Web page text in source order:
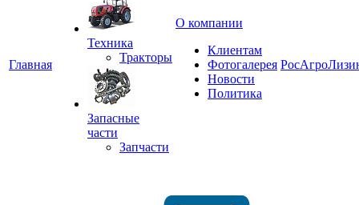
Главная
Техника
Тракторы
Запасные
части
Запчасти
О компании
Клиентам
Фотогалерея
Новости
Политика